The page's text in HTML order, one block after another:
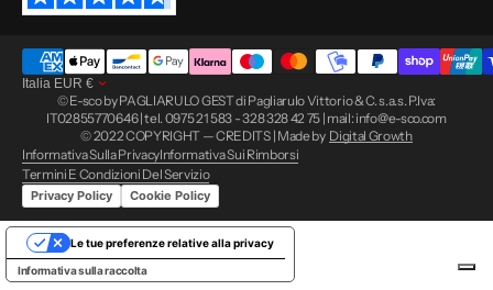
Italia EUR €
Informativa Sulla PrivacyInformativa Sui Rimborsi
Termini E Condizioni Del Servizio
Privacy Policy Cookie Policy
© E-sco by PAGLIARULO GEST di Pagliarulo Vittorio & C. s.a.s. P.Iva:
IT02855770646 | tel. 0975 21 583 - 328 328 42 75 | mail: info@e-sco.com
© 2022 COPYRIGHT — CREDITS | Made by Digital Growth
Informativa sulla raccolta
Le tue preferenze relative alla privacy